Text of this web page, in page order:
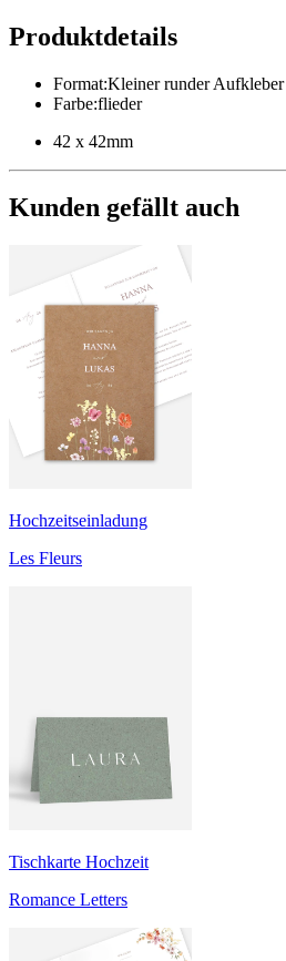
Produktdetails
Format:Kleiner runder Aufkleber
Farbe:flieder
42 x 42mm
Kunden gefällt auch
Hochzeitseinladung
Les Fleurs
Tischkarte Hochzeit
Romance Letters